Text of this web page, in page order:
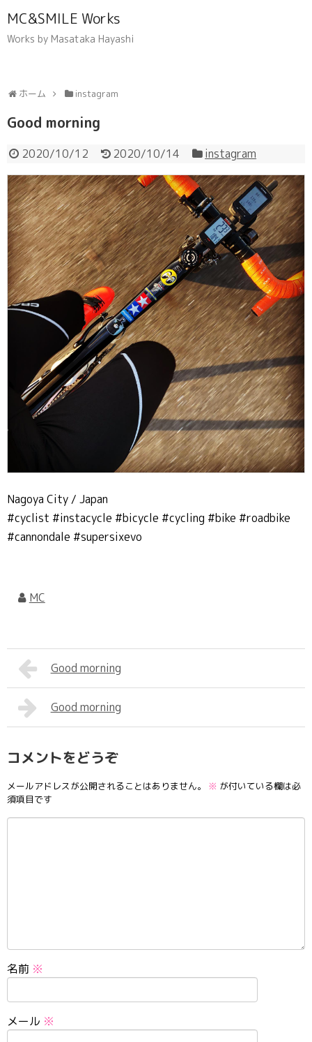
MC&SMILE Works
Works by Masataka Hayashi
ホーム instagram
Good morning
2020/10/12 2020/10/14 instagram
Nagoya City / Japan
#cyclist #instacycle #bicycle #cycling #bike #roadbike
#cannondale #supersixevo
MC
Good morning
Good morning
コメントをどうぞ
メールアドレスが公開されることはありません。 ※ が付いている欄は必
須項目です
名前 ※
メール ※